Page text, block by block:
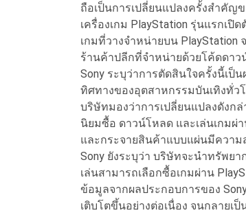
ถือเป็นการเปลี่ยนแปลงครั้งสำคัญ
เครื่องเกม PlayStation รุ่นแรกเปิ
เกมที่วางจำหน่ายบน PlayStation
ร้านค้าปลีกที่จำหน่ายด้วยโค้ดดา
Sony ระบุว่าการตัดสินใจครั้งนี้เป็
ทิศทางของอุตสาหกรรมบันเทิงทั่ว
บริษัทมองว่าการเปลี่ยนแปลงดังก
นิยมซื้อ ดาวน์โหลด และเล่นเกมผ่
และกระจายสินค้าแบบแผ่นมีควา
Sony ยังระบุว่า บริษัทจะนำทรัพย
เล่นสามารถเลือกซื้อเกมผ่าน
ข้อมูลจากผลประกอบการของ
เติบโตขึ้นอย่างต่อเนื่อง จนกลาย